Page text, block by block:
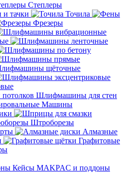
Степлеры
и тачки
Точила
Фрезеры
Шлифмашины для стен
Машины
Штроборезы
Алмазные
Графитовые
Кейсы MAKPAC и поддоны